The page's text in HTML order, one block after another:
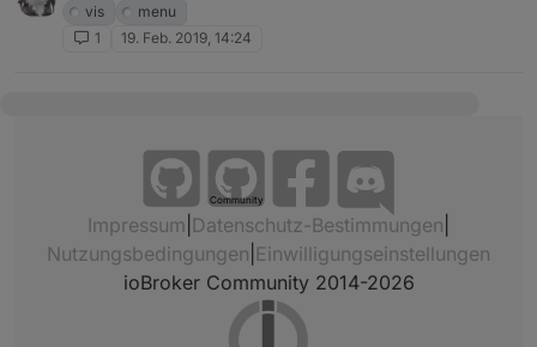
vis
menu
1
19. Feb. 2019, 14:24
Community
Impressum Datenschutz-Bestimmungen
Nutzungsbedingungen Einwilligungseinstellungen
ioBroker Community 2014-2026